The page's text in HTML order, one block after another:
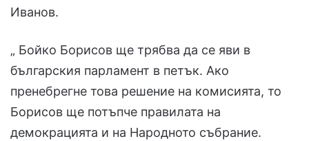
Иванов.
„ Бойко Борисов ще трябва да се яви в
българския парламент в петък. Ако
пренебрегне това решение на комисията, то
Борисов ще потъпче правилата на
демокрацията и на Народното събрание.